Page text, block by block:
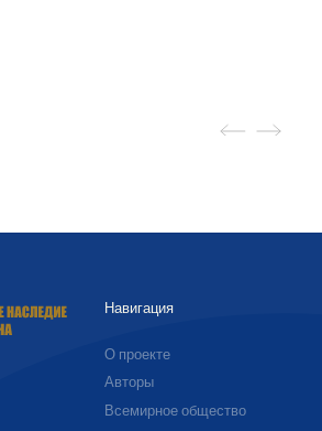
Навигация
О проекте
Авторы
Всемирное общество